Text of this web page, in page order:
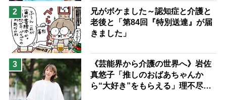
予防法
2
兄がボケました～認知症と介護と
老後と「第84回『特別送達』が届
きました」
3
《芸能界から介護の世界へ》岩佐
真悠子「推しのおばあちゃんか
ら“大好き”をもらえる」理不尽さ